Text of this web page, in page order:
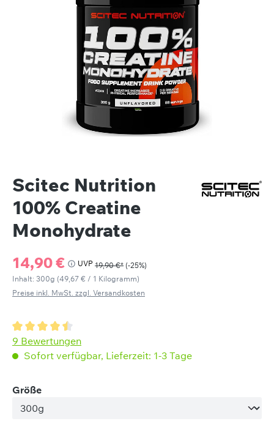
Scitec Nutrition
100% Creatine
Monohydrate
Verkaufspreis:
14,90 € UVP 19,90 €* (-25%)
Inhalt: 300g (49,67 € / 1 Kilogramm)
Preise inkl. MwSt. zzgl. Versandkosten
Durchschnittliche Bewertung von 4.44 von 5 Sternen
9 Bewertungen
Sofort verfügbar, Lieferzeit: 1-3 Tage
Größeauswählen